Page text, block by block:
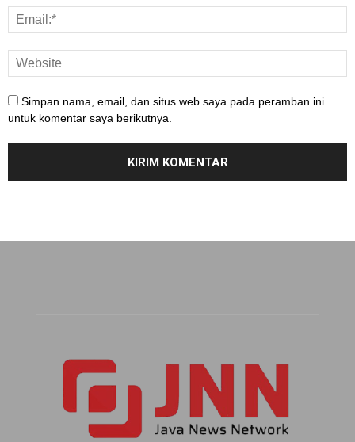
Simpan nama, email, dan situs web saya pada peramban ini
untuk komentar saya berikutnya.